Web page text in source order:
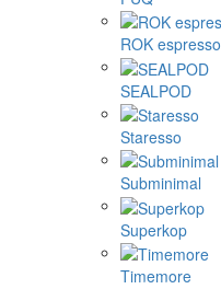
ROK espresso
SEALPOD
Staresso
Subminimal
Superkop
Timemore